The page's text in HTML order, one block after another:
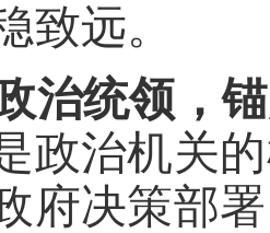
致远。
治统领，
政治机关
府决策部